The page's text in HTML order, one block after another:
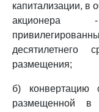
капитализации, в
акционера
размещения;
б) конвертацию
размещенной в